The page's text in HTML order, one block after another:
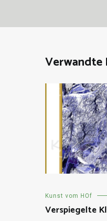
Verwandte
Kunst vom HOf
Verspiegelte